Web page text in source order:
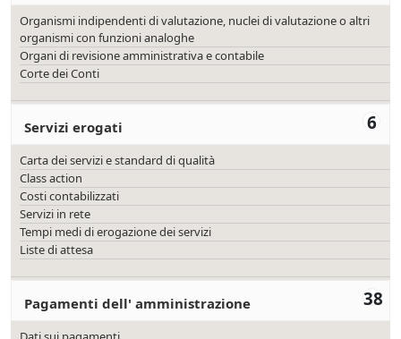
Organismi indipendenti di valutazione, nuclei di valutazione o altri
organismi con funzioni analoghe
Organi di revisione amministrativa e contabile
Corte dei Conti
6
Servizi erogati
Carta dei servizi e standard di qualità
Class action
Costi contabilizzati
Servizi in rete
Tempi medi di erogazione dei servizi
Liste di attesa
38
Pagamenti dell' amministrazione